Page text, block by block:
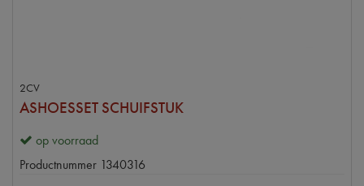
2CV
ASHOESSET SCHUIFSTUK
op voorraad
Productnummer 1340316